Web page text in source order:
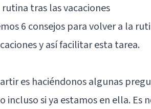
tras las vacaciones
6 consejos para volver a la
y así facilitar esta tarea.
es haciéndonos algunas
incluso si ya estamos en ella. Es